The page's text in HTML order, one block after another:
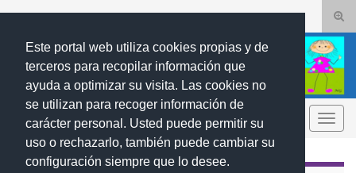
Este portal web utiliza cookies propias y de
terceros para recopilar información que
ayuda a optimizar su visita. Las cookies no
se utilizan para recoger información de
carácter personal. Usted puede permitir su
uso o rechazarlo, también puede cambiar su
configuración siempre que lo desee.
el
de
Search for:
REBUMBIOS